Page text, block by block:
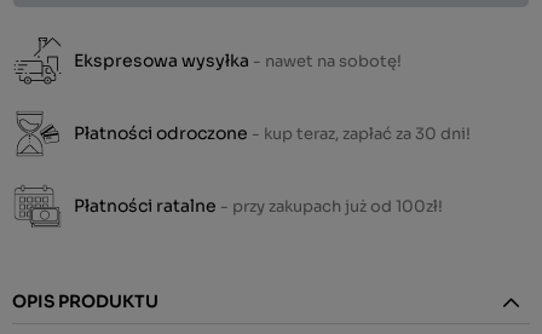
Ekspresowa wysyłka - nawet na sobotę!
Płatności odroczone - kup teraz, zapłać za 30 dni!
Płatności ratalne - przy zakupach już od 100zł!
OPIS PRODUKTU